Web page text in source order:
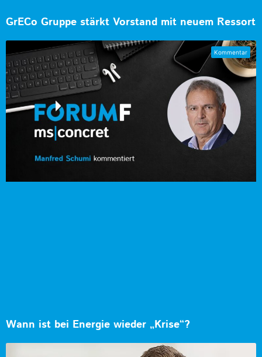
GrECo Gruppe stärkt Vorstand mit neuem Ressort
Wann ist bei Energie wieder „Krise“?